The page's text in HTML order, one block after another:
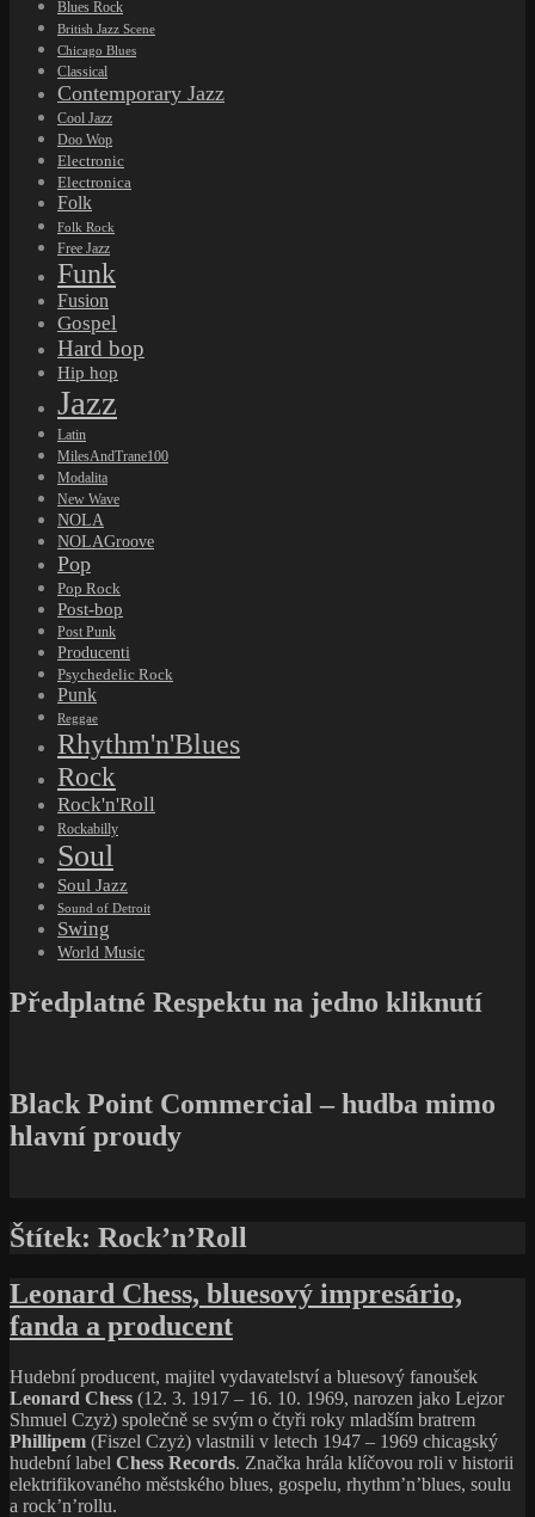
Blues Rock
British Jazz Scene
Chicago Blues
Classical
Contemporary Jazz
Cool Jazz
Doo Wop
Electronic
Electronica
Folk
Folk Rock
Free Jazz
Funk
Fusion
Gospel
Hard bop
Hip hop
Jazz
Latin
MilesAndTrane100
Modalita
New Wave
NOLA
NOLAGroove
Pop
Pop Rock
Post-bop
Post Punk
Producenti
Psychedelic Rock
Punk
Reggae
Rhythm'n'Blues
Rock
Rock'n'Roll
Rockabilly
Soul
Soul Jazz
Sound of Detroit
Swing
World Music
Předplatné Respektu na jedno kliknutí
Black Point Commercial – hudba mimo
hlavní proudy
Štítek: Rock’n’Roll
Leonard Chess, bluesový impresário,
fanda a producent
Hudební producent, majitel vydavatelství a bluesový fanoušek
Leonard Chess (12. 3. 1917 – 16. 10. 1969, narozen jako Lejzor
Shmuel Czyż) společně se svým o čtyři roky mladším bratrem
Phillipem (Fiszel Czyż) vlastnili v letech 1947 – 1969 chicagský
hudební label Chess Records. Značka hrála klíčovou roli v historii
elektrifikovaného městského blues, gospelu, rhythm’n’blues, soulu
a rock’n’rollu.